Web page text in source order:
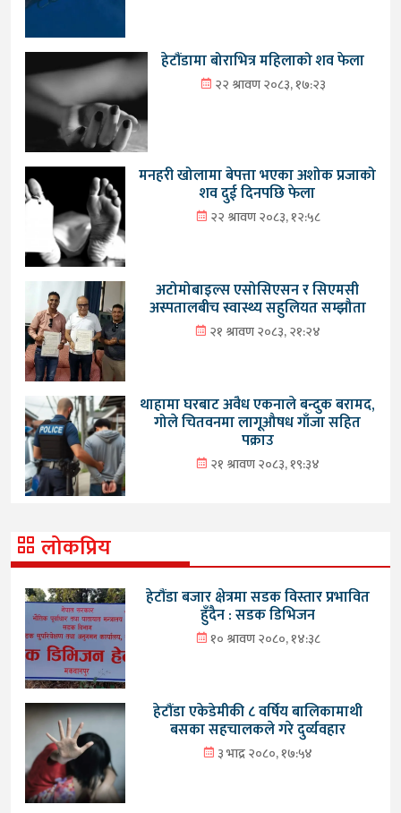
हेटौंडामा बोराभित्र महिलाको शव फेला
२२ श्रावण २०८३, १७:२३
मनहरी खोलामा बेपत्ता भएका अशोक प्रजाको
शव दुई दिनपछि फेला
२२ श्रावण २०८३, १२:५८
अटोमोबाइल्स एसोसिएसन र सिएमसी
अस्पतालबीच स्वास्थ्य सहुलियत सम्झौता
२१ श्रावण २०८३, २१:२४
थाहामा घरबाट अवैध एकनाले बन्दुक बरामद,
गोले चितवनमा लागूऔषध गाँजा सहित
पक्राउ
२१ श्रावण २०८३, १९:३४
लोकप्रिय
हेटौंडा बजार क्षेत्रमा सडक विस्तार प्रभावित
हुँदैन : सडक डिभिजन
१० श्रावण २०८०, १४:३८
हेटौंडा एकेडेमीकी ८ वर्षिय बालिकामाथी
बसका सहचालकले गरे दुर्व्यवहार
३ भाद्र २०८०, १७:५४